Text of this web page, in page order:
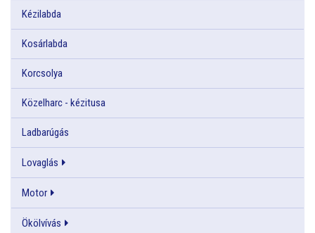
Kézilabda
Kosárlabda
Korcsolya
Közelharc - kézitusa
Ladbarúgás
Lovaglás
Motor
Ökölvívás